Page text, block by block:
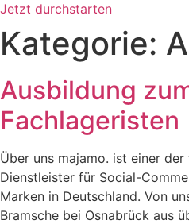
Jetzt durchstarten
Kategorie:
Ausbildung
Fachlageristen
Über uns majamo. ist einer
Dienstleister für Social-
Marken in Deutschland. Von
Bramsche bei Osnabrück aus